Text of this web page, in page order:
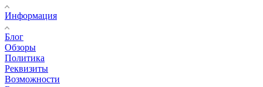
Информация
Блог
Обзоры
Политика
Реквизиты
Возможности